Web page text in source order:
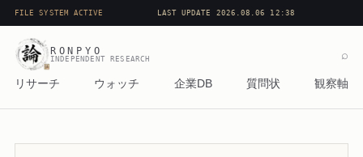
FILE SYSTEM ACTIVE LAST UPDATE 2026.08.06 12:38
RONPYO
INDEPENDENT RESEARCH
リサーチ ウォッチ 企業DB 質問状 観察軸
⌕